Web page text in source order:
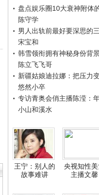
盘点娱乐圈10大衰神附体
陈守学
男人出轨前最好要深思的
宋宝和
韩雪领衔拥有神秘身份背
陈立飞飞哥
新疆姑娘迪拉娜：把压力
悠然小卒
专访青奥会俏主播陈滢：
小山和溪水
王宁：别人的
故事难讲
央视知性
主播文馨